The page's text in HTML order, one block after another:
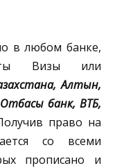
в любом банке,
Визы или
Алтын,
Отбасы банк, ВТБ,
право на
со всеми
прописано и